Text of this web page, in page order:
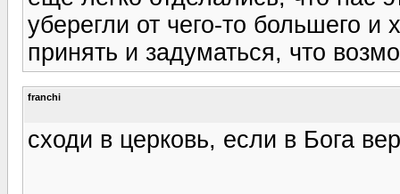
уберегли от чего-то большего
принять и задуматься, что
franchi
сходи в церковь, если в Бога